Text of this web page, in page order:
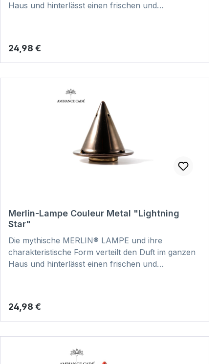
Haus und hinterlässt einen frischen und
anschauen: VIDEO
Regulärer Preis:
24,98 €
Merlin-Lampe Couleur Metal "Lightning
Star"
Die mythische MERLIN® LAMPE und ihre
charakteristische Form verteilt den Duft im ganzen
Haus und hinterlässt einen frischen und
anschauen: VIDEO
Regulärer Preis:
24,98 €